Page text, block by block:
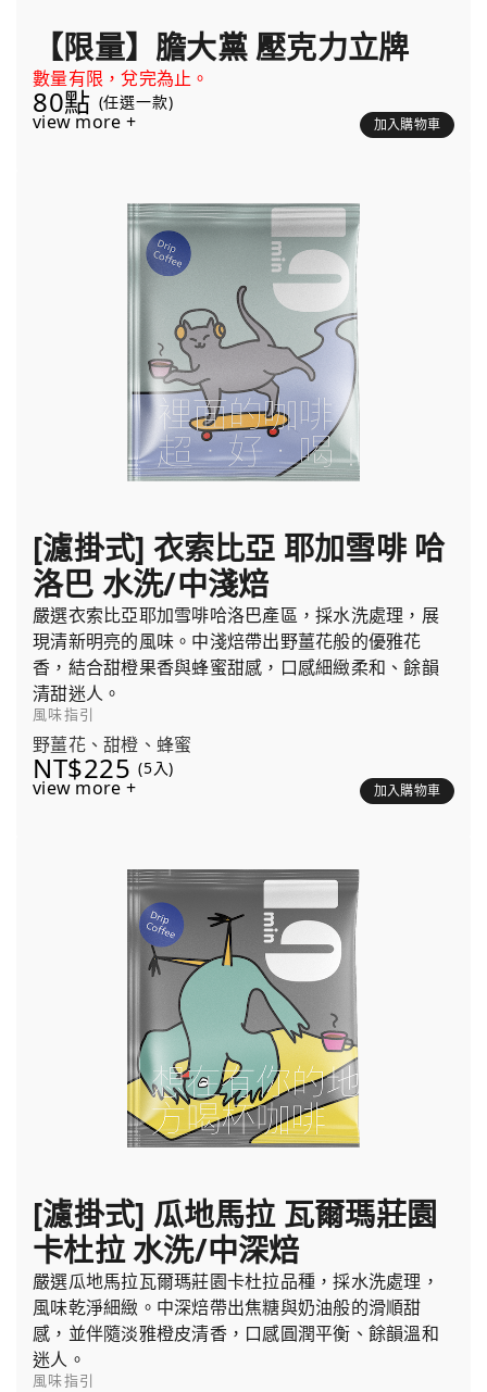
【限量】膽大黨 壓克力立牌
數量有限，兌完為止。
80點 (任選一款)
view more + 加入購物車
[濾掛式] 衣索比亞 耶加雪啡 哈
洛巴 水洗/中淺焙
嚴選衣索比亞耶加雪啡哈洛巴產區，採水洗處理，展
現清新明亮的風味。中淺焙帶出野薑花般的優雅花
香，結合甜橙果香與蜂蜜甜感，口感細緻柔和、餘韻
清甜迷人。
風味指引
野薑花、甜橙、蜂蜜
NT$225 (5入)
view more + 加入購物車
[濾掛式] 瓜地馬拉 瓦爾瑪莊園
卡杜拉 水洗/中深焙
嚴選瓜地馬拉瓦爾瑪莊園卡杜拉品種，採水洗處理，
風味乾淨細緻。中深焙帶出焦糖與奶油般的滑順甜
感，並伴隨淡雅橙皮清香，口感圓潤平衡、餘韻溫和
迷人。
風味指引